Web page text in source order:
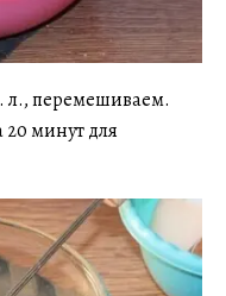
л., перемешиваем.
минут для